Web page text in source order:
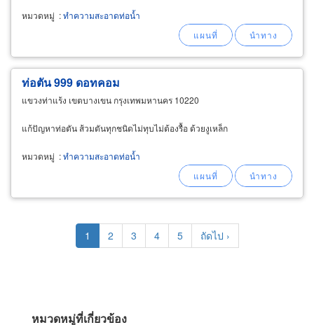
หมวดหมู่ :ทำความสะอาดท่อน้ำ
ท่อตัน 999 ดอทคอม
แขวงท่าแร้ง เขตบางเขน กรุงเทพมหานคร 10220
แก้ปัญหาท่อตัน ส้วมตันทุกชนิดไม่ทุบไม่ต้องรื้อ ด้วยงูเหล็ก
หมวดหมู่ :ทำความสะอาดท่อน้ำ
Pagination Current
page
1 Page
2 Page
3 Page
4 Page
5
Next
page
ถัดไป ›
หมวดหมู่ที่เกี่ยวข้อง